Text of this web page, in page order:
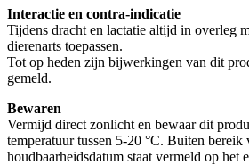
Interactie en contra-indicatie
Tijdens dracht en lactatie altijd in overleg
dierenarts toepassen.
Tot op heden zijn bijwerkingen van dit
gemeld.
Bewaren
Vermijd direct zonlicht en bewaar dit
temperatuur tussen 5-20 °C. Buiten
houdbaarheidsdatum staat vermeld op het